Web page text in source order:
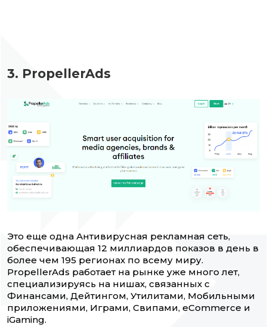
3. PropellerAds
Это еще одна Антивирусная рекламная сеть,
обеспечивающая 12 миллиардов показов в день в
более чем 195 регионах по всему миру.
PropellerAds работает на рынке уже много лет,
специализируясь на нишах, связанных с
Финансами, Дейтингом, Утилитами, Мобильными
приложениями, Играми, Свипами, eCommerce и
iGaming.